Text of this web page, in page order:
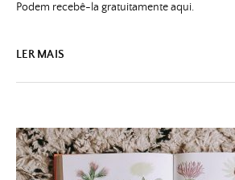
Podem recebê-la gratuitamente aqui.
LER MAIS